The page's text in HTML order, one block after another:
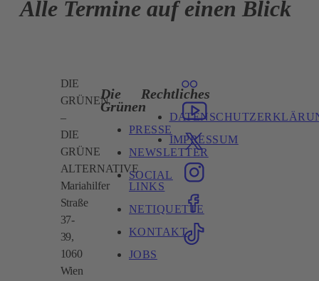
Alle Termine auf einen Blick
DIE
GRÜNEN
–
DIE
GRÜNE
ALTERNATIVE
Mariahilfer
Straße
37-
39,
1060
Wien​
Die
Grünen
PRESSE
NEWSLETTER
SOCIAL
LINKS
NETIQUETTE
KONTAKT
JOBS
Rechtliches
IMPRESSUM